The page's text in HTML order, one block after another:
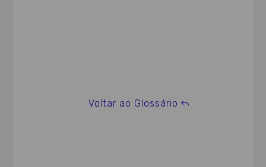
Voltar ao Glossário